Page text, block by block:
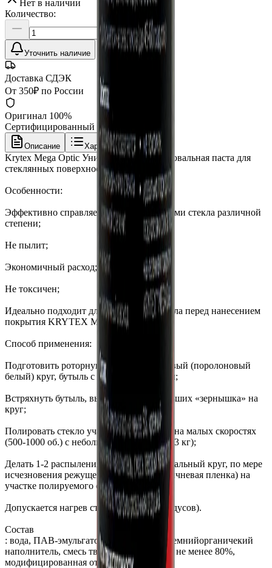
Нет в наличии
Количество:
Уточнить наличие
Доставка СДЭК
От 350₽ по России
Оригинал 100%
Сертифицированный товар
Описание Характеристики
Krytex Mega Optic Универсальная полировальная паста для
стеклянных поверхностей
Особенности:
Эффективно справляется с повреждениями стекла различной
степени;
Не пылит;
Экономичный расход;
Не токсичен;
Идеально подходит для подготовки стекла перед нанесением
покрытия KRYTEX Mega Glass.
Способ применения:
Подготовить роторную машинку, фетровый (поролоновый
белый) круг, бутыль с водой и триггером;
Встряхнуть бутыль, выдавить 3-4 небольших «зернышка» на
круг;
Полировать стекло участками 50х50 см, на малых скоростях
(500-1000 об.) с небольшим усилием (до 3 кг);
Делать 1-2 распыления воды на полировальный круг, по мере
исчезновения режущего материала (коричневая пленка) на
участке полируемого стекла.
Допускается нагрев стекла (до 45-60 градусов).
Состав
: вода, ПАВ-эмульгатор не менее 5%, кремнийорганичекий
наполнитель, смесь твердых материалов не менее 80%,
модифицированная отдушка.